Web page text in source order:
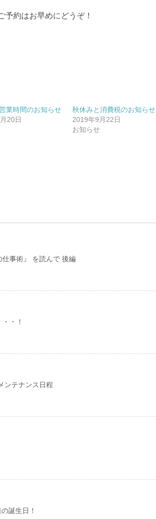
約はお早めにどうぞ！
業時間のお知らせ
20日
秋休みと消費税のお知らせ
2019年9月22日
お知らせ
仕事術』 を読んで 後編
・！
ンテナンス日程
誕生日！